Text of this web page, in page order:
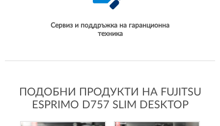
Сервиз и поддръжка на гаранционна
техника
ПОДОБНИ ПРОДУКТИ НА FUJITSU
ESPRIMO D757 SLIM DESKTOP